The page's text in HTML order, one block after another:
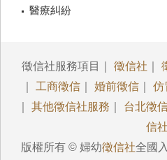
醫療糾紛
徵信社服務項目｜ 徵信社
工商徵信 婚前徵信 仿
其他徵信社服務 台北徵
信社
版權所有 © 婦幼徵信社全國